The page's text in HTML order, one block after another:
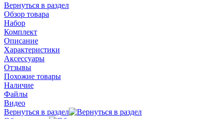
Вернуться в раздел
Обзор товара
Набор
Комплект
Описание
Характеристики
Аксессуары
Отзывы
Похожие товары
Наличие
Файлы
Видео
Вернуться в раздел